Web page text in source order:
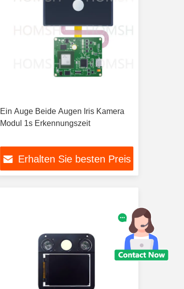
Ein Auge Beide Augen Iris Kamera
Modul 1s Erkennungszeit
Erhalten Sie besten Preis